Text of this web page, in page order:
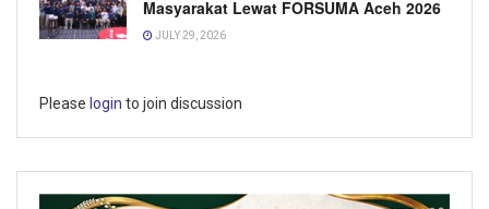
Masyarakat Lewat FORSUMA Aceh 2026
JULY 29, 2026
Please login to join discussion